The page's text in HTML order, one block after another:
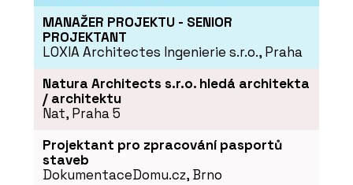
MANAŽER PROJEKTU - SENIOR
PROJEKTANT
LOXIA Architectes Ingenierie s.r.o., Praha
Natura Architects s.r.o. hledá architekta
/ architektu
Nat, Praha 5
Projektant pro zpracování pasportů
staveb
DokumentaceDomu.cz, Brno